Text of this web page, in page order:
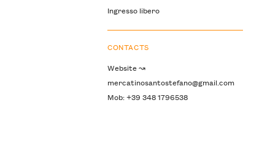
Ingresso libero
CONTACTS
Website ↝
mercatinosantostefano@gmail.com
Mob: +39 348 1796538